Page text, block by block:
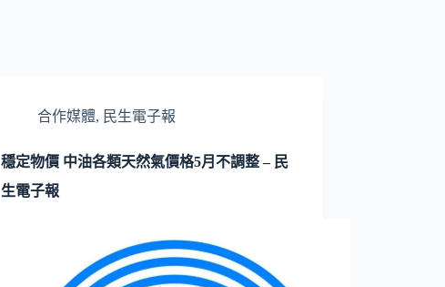
合作媒體, 民生電子報
穩定物價 中油各類天然氣價格5月不調整 – 民
生電子報